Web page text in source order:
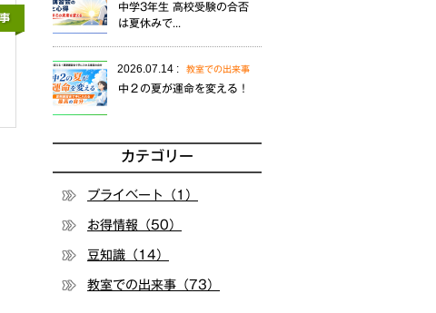
中学3年生 高校受験の合否
は夏休みで...
2026.07.14 : 教室での出来事
中２の夏が運命を変える！
カテゴリー
プライベート（1）
お得情報（50）
豆知識（14）
教室での出来事（73）